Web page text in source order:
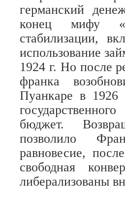
германский
конец мифу
стабилизации,
использование
1924 г. Но после
франка
Пуанкаре в 1926
бюджет.
позволило
равновесие,
свободная
либерализованы